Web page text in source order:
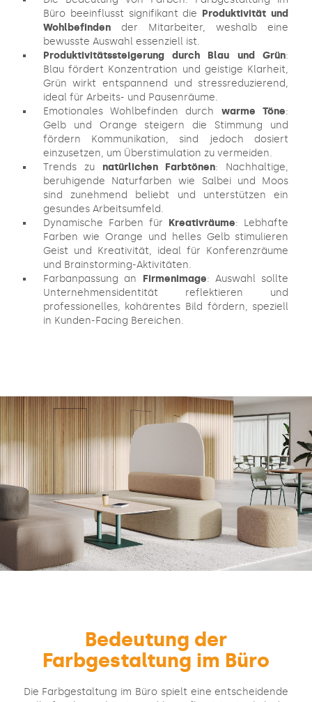
Büro beeinflusst signifikant die Produktivität und
Wohlbefindender Mitarbeiter, weshalb eine
bewusste Auswahl essenziell ist.
Produktivitätssteigerung durch Blau und Grün:
Blau fördert Konzentration und geistige Klarheit,
Grün wirkt entspannend und stressreduzierend,
ideal für Arbeits- und Pausenräume.
Emotionales Wohlbefinden durch warme Töne:
Gelb und Orange steigern die Stimmung und
fördern Kommunikation, sind jedoch dosiert
einzusetzen, um Überstimulation zu vermeiden.
Trends zu natürlichen Farbtönen: Nachhaltige,
beruhigende Naturfarben wie Salbei und Moos
sind zunehmend beliebt und unterstützen ein
gesundes Arbeitsumfeld.
Dynamische Farben für Kreativräume: Lebhafte
Farben wie Orange und helles Gelb stimulieren
Geist und Kreativität, ideal für Konferenzräume
und Brainstorming-Aktivitäten.
Farbanpassung an Firmenimage: Auswahl sollte
Unternehmensidentität reflektieren und
professionelles, kohärentes Bild fördern, speziell
in Kunden-Facing Bereichen.
Bedeutung der
Farbgestaltung im Büro
Die Farbgestaltung im Büro spielt eine entscheidende